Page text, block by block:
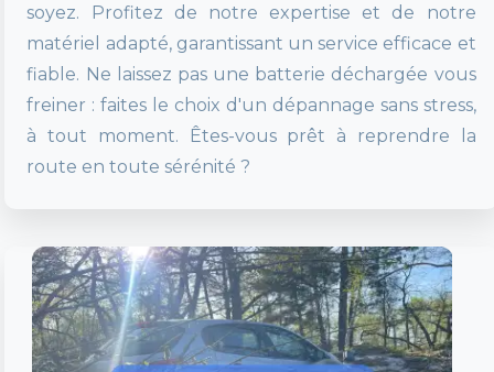
soyez. Profitez de notre expertise et de notre
matériel adapté, garantissant un service efficace et
fiable. Ne laissez pas une batterie déchargée vous
freiner : faites le choix d'un dépannage sans stress,
à tout moment. Êtes-vous prêt à reprendre la
route en toute sérénité ?